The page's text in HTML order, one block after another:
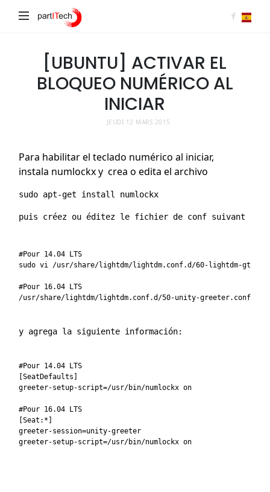
partITech
[UBUNTU] ACTIVAR EL
BLOQUEO NUMÉRICO AL
INICIAR
JEUDI 12 MARS 2015
Para habilitar el teclado numérico al iniciar,
instala numlockx y crea o edita el archivo
puis créez ou éditez le fichier de conf suivant :
#Pour 14.04 LTS
sudo vi /usr/share/lightdm/lightdm.conf.d/60-lightdm-gtk-
#Pour 16.04 LTS
y agrega la siguiente información:
#Pour 14.04 LTS
[SeatDefaults]
greeter-setup-script=/usr/bin/numlockx on
#Pour 16.04 LTS
[Seat:*]
greeter-session=unity-greeter